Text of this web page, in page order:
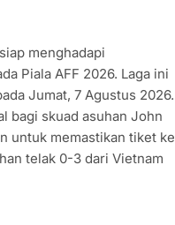
menghadapi
Piala AFF 2026. Laga ini
Jumat, 7 Agustus 2026.
bagi skuad asuhan John
untuk memastikan tiket ke
telak 0-3 dari Vietnam